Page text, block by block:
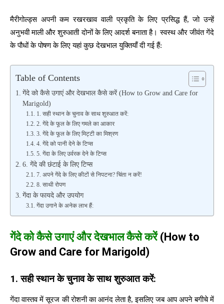
मैरीगोल्ड्स अपनी कम रखरखाव वाली प्रकृति के लिए प्रसिद्ध हैं, जो उन्हें
अनुभवी माली और शुरुआती दोनों के लिए आदर्श बनाता है। स्वस्थ और जीवंत गेंदे
के पौधों के पोषण के लिए यहां कुछ देखभाल युक्तियाँ दी गई हैं:
Table of Contents
गेंदे को कैसे उगाएं और देखभाल कैसे करें (How to Grow and Care for
Marigold)
1. सही स्थान के चुनाव के साथ शुरुआत करें:
2. गेंदे के फूल के लिए गमले का आकार
3. गेंदे के फूल के लिए मिट्टी का मिश्रण
4. गेंदे को पानी देने के टिप्स
5. गेंदा के लिए उर्वरक देने के टिप्स
6. गेंदे की छंटाई के लिए टिप्स
7. अपने गेंदे के लिए कीटों से निपटना? चिंता न करें!
8. साथी रोपण
गेंदा के फायदे और उपयोग
गेंदा उगाने के अनेक लाभ हैं:
गेंदे को कैसे उगाएं और देखभाल कैसे करें(How to
Grow and Care for Marigold)
1.सही स्थान के चुनाव के साथ शुरुआत करें:
गेंदा वास्तव में सूरज की रोशनी का आनंद लेता है, इसलिए जब आप अपने बगीचे में